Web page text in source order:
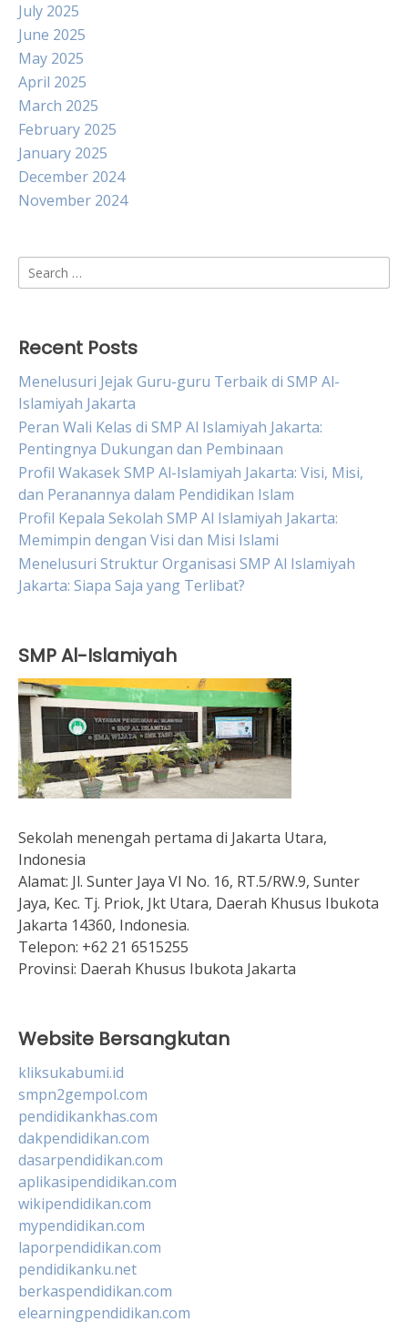
July 2025
June 2025
May 2025
April 2025
March 2025
February 2025
January 2025
December 2024
November 2024
Search
for:
Recent Posts
Menelusuri Jejak Guru-guru Terbaik di SMP Al-
Islamiyah Jakarta
Peran Wali Kelas di SMP Al Islamiyah Jakarta:
Pentingnya Dukungan dan Pembinaan
Profil Wakasek SMP Al-Islamiyah Jakarta: Visi, Misi,
dan Peranannya dalam Pendidikan Islam
Profil Kepala Sekolah SMP Al Islamiyah Jakarta:
Memimpin dengan Visi dan Misi Islami
Menelusuri Struktur Organisasi SMP Al Islamiyah
Jakarta: Siapa Saja yang Terlibat?
SMP Al-Islamiyah
Sekolah menengah pertama di Jakarta Utara,
Indonesia
Alamat: Jl. Sunter Jaya VI No. 16, RT.5/RW.9, Sunter
Jaya, Kec. Tj. Priok, Jkt Utara, Daerah Khusus Ibukota
Jakarta 14360, Indonesia.
Telepon: +62 21 6515255
Provinsi: Daerah Khusus Ibukota Jakarta
Website Bersangkutan
kliksukabumi.id
smpn2gempol.com
pendidikankhas.com
dakpendidikan.com
dasarpendidikan.com
aplikasipendidikan.com
wikipendidikan.com
mypendidikan.com
laporpendidikan.com
pendidikanku.net
berkaspendidikan.com
elearningpendidikan.com